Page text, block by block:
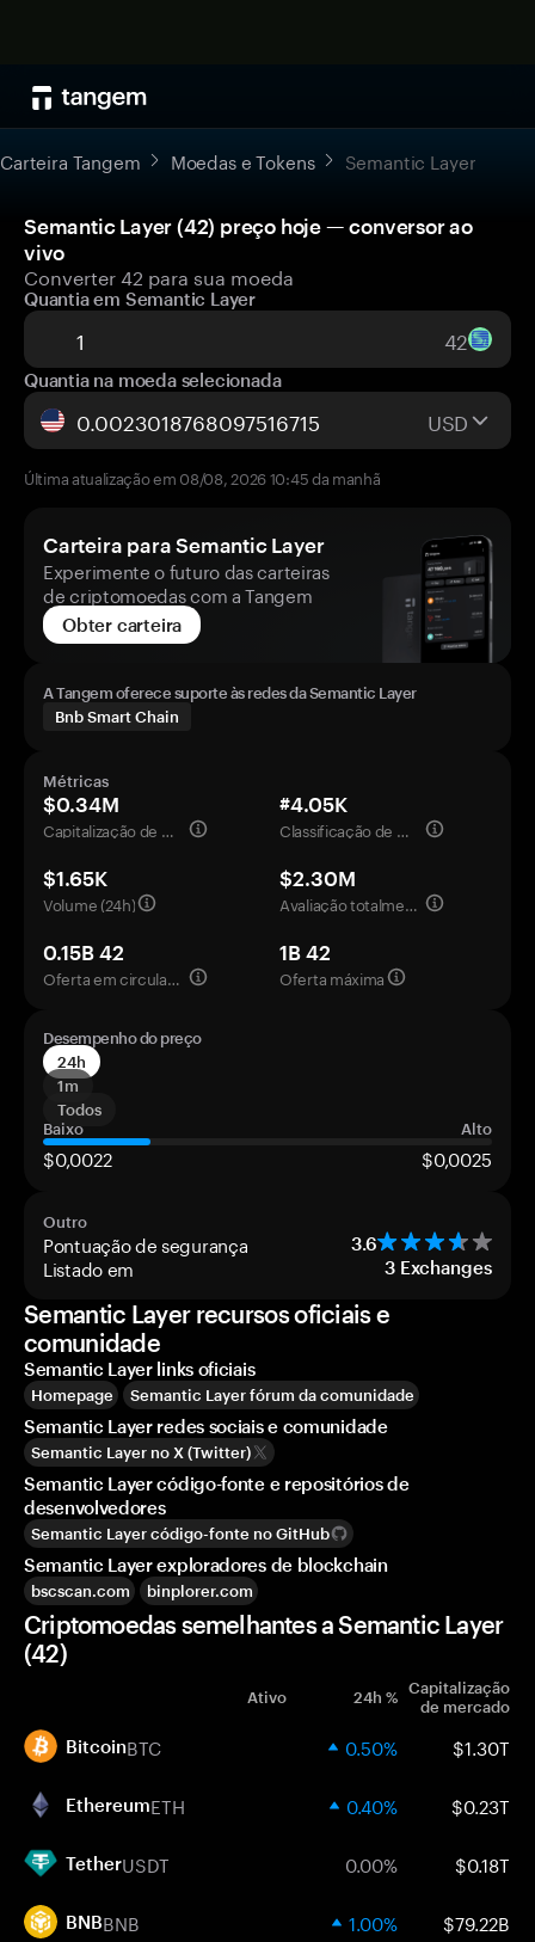
Carteira Tangem Moedas e Tokens Semantic Layer
Semantic Layer (42) preço hoje — conversor ao
vivo
Converter 42 para sua moeda
Quantia em Semantic Layer
42
Quantia na moeda selecionada
USD
Última atualização em 08/08, 2026 10:45 da manhã
Carteira para Semantic Layer
Experimente o futuro das carteiras
de criptomoedas com a Tangem
Obter carteira
A Tangem oferece suporte às redes da Semantic Layer
Bnb Smart Chain
Métricas
$0.34M
Capitalização de mercado
#4.05K
Classificação de mercado
$1.65K
Volume (24h)
$2.30M
Avaliação totalmente diluída
0.15B 42
Oferta em circulação
1B 42
Oferta máxima
Desempenho do preço
24h
1m
Todos
Baixo
Alto
$0,0022 $0,0025
Outro
Pontuação de segurança 3.6
Listado em 3 Exchanges
Semantic Layer recursos oficiais e
comunidade
Semantic Layer links oficiais
Homepage Semantic Layer fórum da comunidade
Semantic Layer redes sociais e comunidade
Semantic Layer no X (Twitter)
Semantic Layer código-fonte e repositórios de
desenvolvedores
Semantic Layer código-fonte no GitHub
Semantic Layer exploradores de blockchain
bscscan.com binplorer.com
Criptomoedas semelhantes a Semantic Layer
(42)
Ativo 24h % Capitalização
de mercado
BitcoinBTC 0.50% $1.30T
EthereumETH 0.40% $0.23T
TetherUSDT 0.00% $0.18T
BNBBNB 1.00% $79.22B